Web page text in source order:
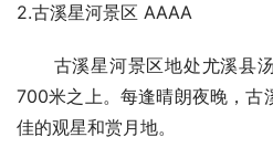
2.古溪星河景区 AAAA
古溪星河景区地处尤溪县汤
700米之上。每逢晴朗夜晚，古
佳的观星和赏月地。